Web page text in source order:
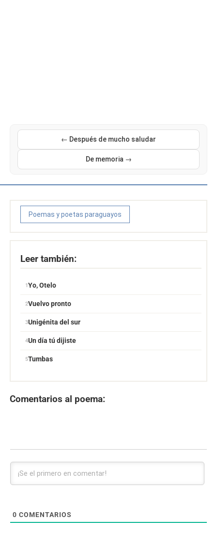
← Después de mucho saludar
De memoria →
Poemas y poetas paraguayos
Leer también:
Yo, Otelo
Vuelvo pronto
Unigénita del sur
Un día tú dijiste
Tumbas
Comentarios al poema:
0 COMENTARIOS